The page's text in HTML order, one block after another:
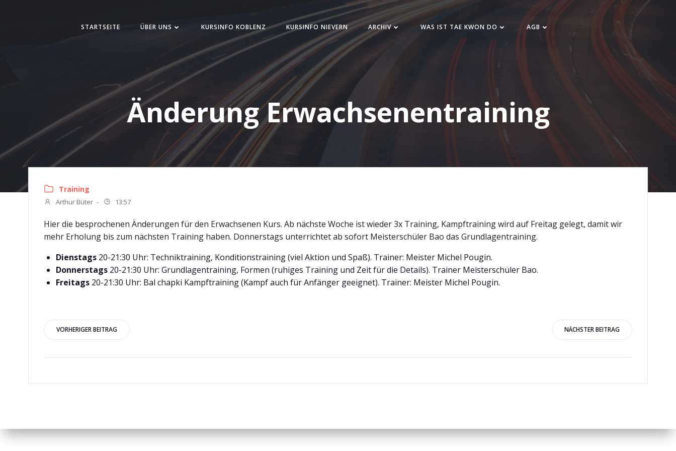
STARTSEITE ÜBER UNS KURSINFO KOBLENZ KURSINFO NIEVERN ARCHIV WAS IST TAE KWON DO AGB
Änderung Erwachsenentraining
Training
Arthur Büter - 13:57
Hier die besprochenen Änderungen für den Erwachsenen Kurs. Ab nächste Woche ist wieder 3x Training, Kampftraining wird auf Freitag gelegt, damit wir
mehr Erholung bis zum nächsten Training haben. Donnerstags unterrichtet ab sofort Meisterschüler Bao das Grundlagentraining.
Dienstags 20-21:30 Uhr: Techniktraining, Konditionstraining (viel Aktion und Spaß). Trainer: Meister Michel Pougin.
Donnerstags 20-21:30 Uhr: Grundlagentraining, Formen (ruhiges Training und Zeit für die Details). Trainer Meisterschüler Bao.
Freitags 20-21:30 Uhr: Bal chapki Kampftraining (Kampf auch für Anfänger geeignet). Trainer: Meister Michel Pougin.
Beitragsnavigation
VORHERIGER BEITRAG NÄCHSTER BEITRAG